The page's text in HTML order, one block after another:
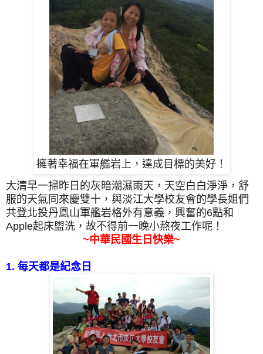
擁著幸福在軍艦岩上，達成目標的美好！
大清早一掃昨日的灰暗潮濕雨天，天空白白淨淨，舒
服的天氣同來慶雙十，與淡江大學校友會的學長姐們
共登北投丹鳯山軍艦岩格外有意義，興奮的6點和
Apple起床盥洗，故不得前一晚小熬夜工作呢！
~中華民國生日快樂~
1. 每天都是紀念日